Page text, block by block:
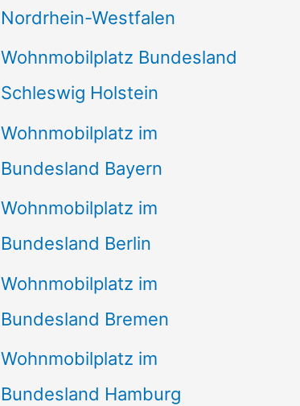
Nordrhein-Westfalen
Wohnmobilplatz Bundesland
Schleswig Holstein
Wohnmobilplatz im
Bundesland Bayern
Wohnmobilplatz im
Bundesland Berlin
Wohnmobilplatz im
Bundesland Bremen
Wohnmobilplatz im
Bundesland Hamburg